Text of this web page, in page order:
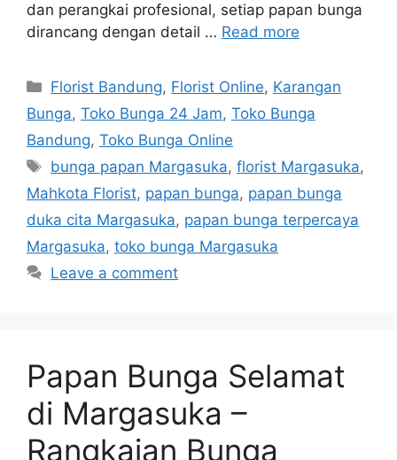
dan perangkai profesional, setiap papan bunga
dirancang dengan detail … Read more
Florist Bandung, Florist Online, Karangan
Bunga, Toko Bunga 24 Jam, Toko Bunga
Bandung, Toko Bunga Online
bunga papan Margasuka,florist Margasuka,
Mahkota Florist, papan bunga, papan bunga
duka cita Margasuka, papan bunga terpercaya
Margasuka, toko bunga Margasuka
Leave a comment
Papan Bunga Selamat
di Margasuka –
Rangkaian Bunga